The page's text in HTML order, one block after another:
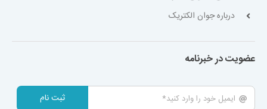
درباره جوان الکتریک
عضویت در خبرنامه
ثبت نام